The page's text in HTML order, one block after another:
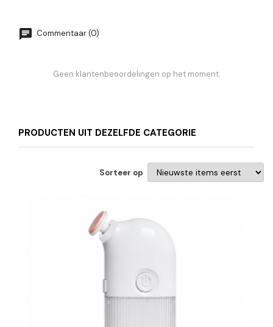
Commentaar (0)
Geen klantenbeoordelingen op het moment.
PRODUCTEN UIT DEZELFDE CATEGORIE
Sorteer op